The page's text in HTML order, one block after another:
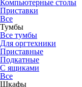
Компьютерные столы
Приставки
Все
Тумбы
Все тумбы
Для оргтехники
Приставные
Подкатные
С ящиками
Все
Шкафы